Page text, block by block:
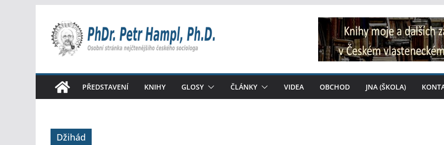
obsah
PŘEDSTAVENÍ KNIHY GLOSY ČLÁNKY VIDEA OBCHOD JNA (ŠKOLA)
Džihád